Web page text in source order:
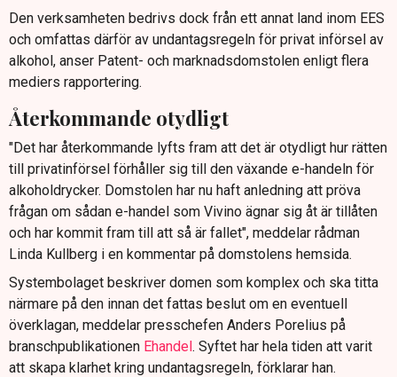
Den verksamheten bedrivs dock från ett annat land inom EES
och omfattas därför av undantagsregeln för privat införsel av
alkohol, anser Patent- och marknadsdomstolen enligt flera
mediers rapportering.
Återkommande otydligt
"Det har återkommande lyfts fram att det är otydligt hur rätten
till privatinförsel förhåller sig till den växande e-handeln för
alkoholdrycker. Domstolen har nu haft anledning att pröva
frågan om sådan e-handel som Vivino ägnar sig åt är tillåten
och har kommit fram till att så är fallet", meddelar rådman
Linda Kullberg i en kommentar på domstolens hemsida.
Systembolaget beskriver domen som komplex och ska titta
närmare på den innan det fattas beslut om en eventuell
överklagan, meddelar presschefen Anders Porelius på
branschpublikationen Ehandel. Syftet har hela tiden att varit
att skapa klarhet kring undantagsregeln, förklarar han.